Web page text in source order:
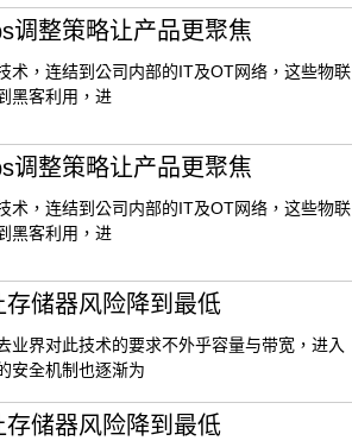
调整策略让产品更聚焦
术，连结到公司内部的IT及OT网络，这些物联
黑客利用，进
调整策略让产品更聚焦
术，连结到公司内部的IT及OT网络，这些物联
黑客利用，进
储器风险降到最低
界对此技术的要求不外乎容量与带宽，进入
安全机制也逐渐为
储器风险降到最低